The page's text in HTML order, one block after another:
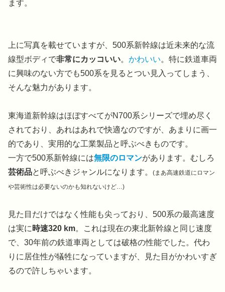
ます。
上に写真を載せていますが、500系新幹線は近未来的な流
線型ボディで非常にカッコいい。 かわいい。特に鉄道車両
に興味のない方でも500系を見るとつい見入ってしまう、
そんな魅力があります。
東海道新幹線はほぼすべてがN700系シリーズで埋め尽く
されており、あれはあれで快適なのですが、あまりに画一
的であり、実用的な工業製品と呼ぶべきものです。
一方で500系新幹線には無限のロマンがあります。むしろ
芸術品と呼ぶべきジャンルになります。
(まあ高速鉄道にロマン
や芸術性は必要ないのかも知れないけど…)
見た目だけではなく性能も尖っており、500系の最高速度
は実に 時速320 km。これは現在の東北新幹線と同じ速度
で、30年前の鉄道車両としては破格の性能でした。代わ
りに居住性が犠牲になっていますが、見た目がかわいすぎ
るので許しちゃいます。